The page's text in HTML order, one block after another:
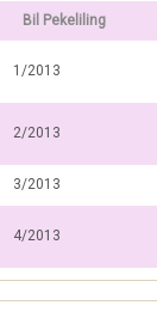
Bil Pekeliling
1/2013
2/2013
3/2013
4/2013